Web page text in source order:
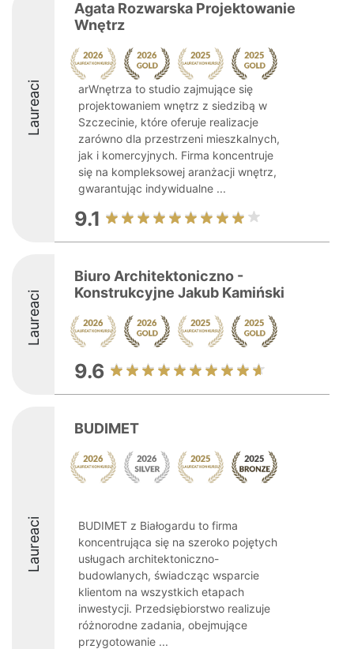
Laureaci
Agata Rozwarska Projektowanie
Wnętrz
arWnętrza to studio zajmujące się
projektowaniem wnętrz z siedzibą w
Szczecinie, które oferuje realizacje
zarówno dla przestrzeni mieszkalnych,
jak i komercyjnych. Firma koncentruje
się na kompleksowej aranżacji wnętrz,
gwarantując indywidualne ...
9.1
Laureaci
Biuro Architektoniczno -
Konstrukcyjne Jakub Kamiński
9.6
Laureaci
BUDIMET
BUDIMET z Białogardu to firma
koncentrująca się na szeroko pojętych
usługach architektoniczno-
budowlanych, świadcząc wsparcie
klientom na wszystkich etapach
inwestycji. Przedsiębiorstwo realizuje
różnorodne zadania, obejmujące
przygotowanie ...